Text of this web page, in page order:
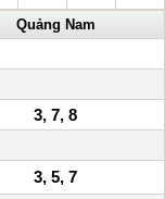
Quảng Nam
3, 7, 8
3, 5, 7